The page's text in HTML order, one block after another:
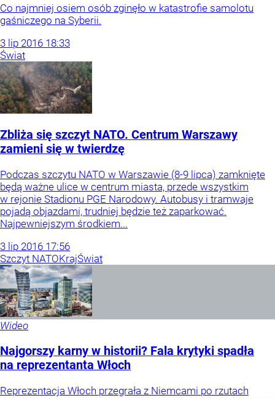
Co najmniej osiem osób zginęło w katastrofie samolotu
gaśniczego na Syberii.
3 lip 2016 18:33
Świat
Zbliża się szczyt NATO. Centrum Warszawy
zamieni się w twierdzę
Podczas szczytu NATO w Warszawie (8-9 lipca) zamknięte
będą ważne ulice w centrum miasta, przede wszystkim
w rejonie Stadionu PGE Narodowy. Autobusy i tramwaje
pojadą objazdami, trudniej będzie też zaparkować.
Najpewniejszym środkiem...
3 lip 2016 17:56
Szczyt NATOKrajŚwiat
Wideo
Najgorszy karny w historii? Fala krytyki spadła
na reprezentanta Włoch
Reprezentacja Włoch przegrała z Niemcami po rzutach